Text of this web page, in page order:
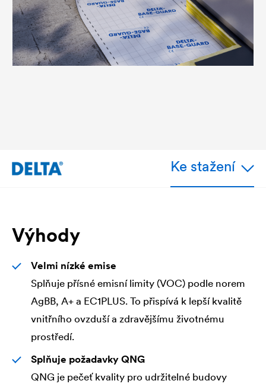
Ke stažení
Výhody
Velmi nízké emise
Splňuje přísné emisní limity (VOC) podle norem
AgBB, A+ a EC1PLUS. To přispívá k lepší kvalitě
vnitřního ovzduší a zdravějšímu životnému
prostředí.
Splňuje požadavky QNG
QNG je pečeť kvality pro udržitelné budovy